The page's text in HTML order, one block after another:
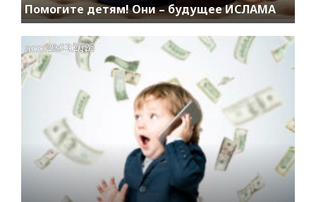
Помогите детям! Они – будущее ИСЛАМА
access_time
20.03.2023